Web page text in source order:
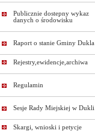
Publicznie dostepny wykaz
danych o środowisku
Raport o stanie Gminy Dukla
Rejestry,ewidencje,archiwa
Regulamin
Sesje Rady Miejskiej w Dukli
Skargi, wnioski i petycje